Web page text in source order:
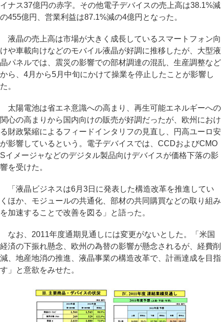
イナス37億円の赤字。その他電子デバイスの売上高は38.1%減
の455億円、営業利益は87.1%減の4億円となった。
液晶の売上高は市場が大きく成長しているスマートフォン向
けや車載向けなどのモバイル液晶が好調に推移したが、大型液
晶パネルでは、震災の影響での部材調達の混乱、生産調整など
から、4月から5月中旬にかけて操業を停止したことが影響し
た。
太陽電池は省エネ意識への高まり、再生可能エネルギーへの
関心の高まりから国内向けの販売が好調だったが、欧州におけ
る財政緊縮によるフィードインタリフの見直し、円高ユーロ安
が影響しているという。電子デバイスでは、CCDおよびCMO
Sイメージャなどのデジタル製品向けデバイスが価格下落の影
響を受けた。
「液晶ビジネスは6月3日に発表した構造改革を推進してい
くほか、モジュールの共通化、部材の共同購買などの取り組み
を加速することで改善を図る」と語った。
なお、2011年度通期見通しには変更がないとした。「米国
経済の下振れ懸念、欧州の為替の影響が懸念されるが、経費削
減、地産地消の推進、液晶事業の構造改革で、計画達成を目指
す」と意欲をみせた。